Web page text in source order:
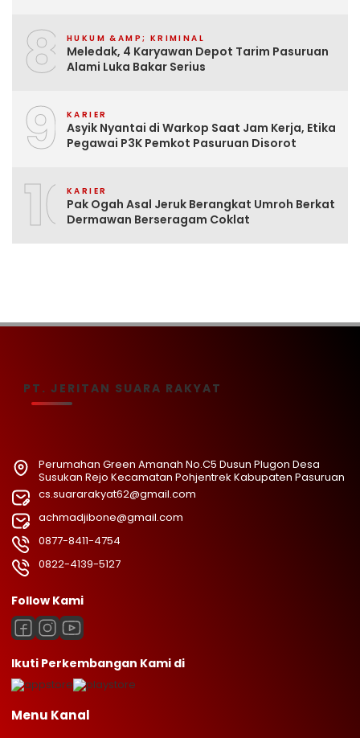
8 HUKUM &AMP; KRIMINAL
Meledak, 4 Karyawan Depot Tarim Pasuruan
Alami Luka Bakar Serius
9 KARIER
Asyik Nyantai di Warkop Saat Jam Kerja, Etika
Pegawai P3K Pemkot Pasuruan Disorot
10KARIER
Pak Ogah Asal Jeruk Berangkat Umroh Berkat
Dermawan Berseragam Coklat
PT. JERITAN SUARA RAKYAT
Perumahan Green Amanah No.C5 Dusun Plugon Desa
Susukan Rejo Kecamatan Pohjentrek Kabupaten Pasuruan
cs.suararakyat62@gmail.com
achmadjibone@gmail.com
0877-8411-4754
0822-4139-5127
Follow Kami
Ikuti Perkembangan Kami di
Menu Kanal